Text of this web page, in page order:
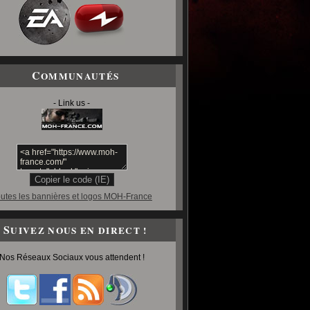
COMMUNAUTÉS
- Link us -
les bannières et logos MOH-France
SUIVEZ NOUS EN DIRECT !
Réseaux Sociaux vous attendent !